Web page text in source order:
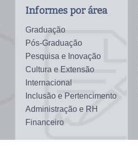
Informes por área
Graduação
Pós-Graduação
Pesquisa e Inovação
Cultura e Extensão
Internacional
Inclusão e Pertencimento
Administração e RH
Financeiro